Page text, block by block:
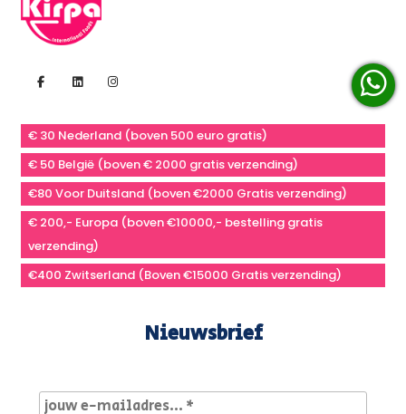
€ 30 Nederland (boven 500 euro gratis)
€ 50 België (boven € 2000 gratis verzending)
€80 Voor Duitsland (boven €2000 Gratis verzending)
€ 200,- Europa (boven €10000,- bestelling gratis
verzending)
€400 Zwitserland (Boven €15000 Gratis verzending)
Nieuwsbrief